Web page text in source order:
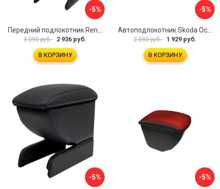
-5%
3 090 руб. 2 936 руб.
В КОРЗИНУ
-5%
2 030 руб. 1 929 руб.
В КОРЗИНУ
-5% -5%